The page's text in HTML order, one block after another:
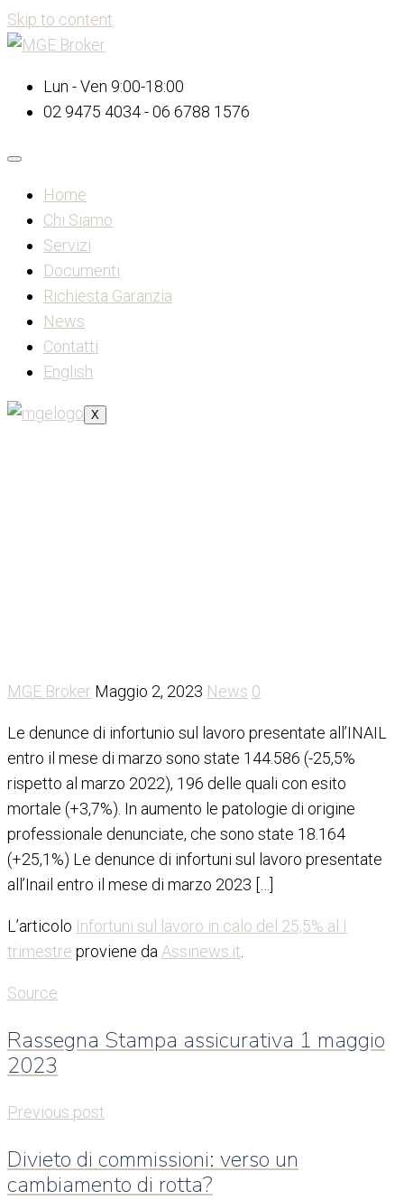
Skip to content
Lun - Ven 9:00-18:00
02 9475 4034 - 06 6788 1576
Home
Chi Siamo
Servizi
Documenti
Richiesta Garanzia
News
Contatti
English
X
MGE Broker Maggio 2, 2023 News 0
Le denunce di infortunio sul lavoro presentate all’INAIL
entro il mese di marzo sono state 144.586 (-25,5%
rispetto al marzo 2022), 196 delle quali con esito
mortale (+3,7%). In aumento le patologie di origine
professionale denunciate, che sono state 18.164
(+25,1%) Le denunce di infortuni sul lavoro presentate
all’Inail entro il mese di marzo 2023 […]
L’articolo Infortuni sul lavoro in calo del 25,5% al I
trimestre proviene da Assinews.it
Source
Rassegna Stampa assicurativa 1 maggio
2023
Previous post
Divieto di commissioni: verso un
cambiamento di rotta?